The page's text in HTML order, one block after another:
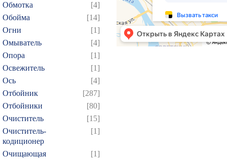
Обмотка
[4]
Обойма
[14]
Огни
[1]
Омыватель
[4]
Опора
[1]
Освежитель
[1]
Ось
[4]
Отбойник
[287]
Отбойники
[80]
Очиститель
[15]
Очиститель-
кодиционер
[1]
Очищающая
[1]
215 216 217
229
230 231 232
244
245 246 247